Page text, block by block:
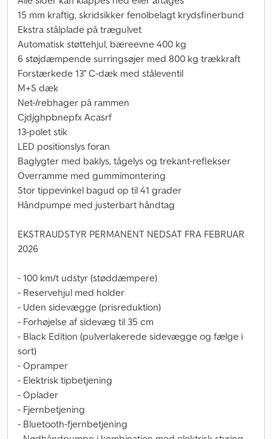
15 mm kraftig, skridsikker fenolbelagt krydsfinerbund
Ekstra stålplade på trægulvet
Automatisk støttehjul, bæreevne 400 kg
6 støjdæmpende surringsøjer med 800 kg trækkraft
Forstærkede 13'' C-dæk med ståleventil
M+S dæk
Net-/rebhager på rammen
Cjdjghpbnepfx Acasrf
13-polet stik
LED positionslys foran
Baglygter med baklys, tågelys og trekant-reflekser
Overramme med gummimontering
Stor tippevinkel bagud op til 41 grader
Håndpumpe med justerbart håndtag
EKSTRAUDSTYR PERMANENT NEDSAT FRA FEBRUAR
2026
- 100 km/t udstyr (støddæmpere)
- Reservehjul med holder
- Uden sidevægge (prisreduktion)
- Forhøjelse af sidevæg til 35 cm
- Black Edition (pulverlakerede sidevægge og fælge i
sort)
- Opramper
- Elektrisk tipbetjening
- Oplader
- Fjernbetjening
- Bluetooth-fjernbetjening